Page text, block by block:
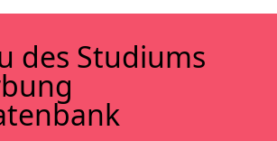
des Stu­di­ums